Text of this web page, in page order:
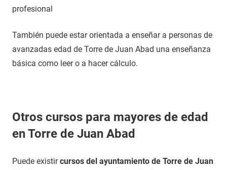
profesional
También puede estar orientada a enseñar a personas de
avanzadas edad de Torre de Juan Abad una enseñanza
básica como leer o a hacer cálculo.
Otros cursos para mayores de edad
en Torre de Juan Abad
Puede existircursos del ayuntamiento de Torre de Juan